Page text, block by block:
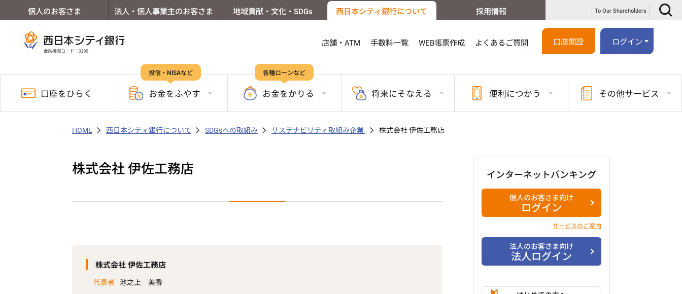
個人のお客さま 法人・個人事業主のお客さま 地域貢献・文化・SDGs 西日本シティ銀行について 採用情報 To Our Shareholders
店舗・ATM 手数料一覧 WEB帳票作成 よくあるご質問 口座開設 ログイン
口座を ひらく
投信・NISAなど
お金をふやす
各種ローンなど
お金をかりる 将来にそなえる 便利につかう その他サービス
HOME 西日本シティ銀行について SDGsへの取組み サステナビリティ取組み企業 株式会社 伊佐工務店
株式会社 伊佐工務店
株式会社 伊佐工務店
代表者 池之上 美香
インターネットバンキング
個人のお客さま向け
ログイン
サービスのご案内
法人のお客さま向け
法人ログイン